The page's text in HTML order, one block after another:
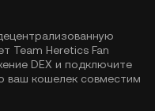
Team Heretics Fan
DEX и подключите
ваш кошелек совместим